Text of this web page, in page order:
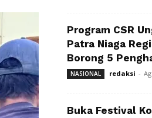
Program CSR
Patra Niaga
Borong 5
NASIONAL redaksi -
Buka Festival